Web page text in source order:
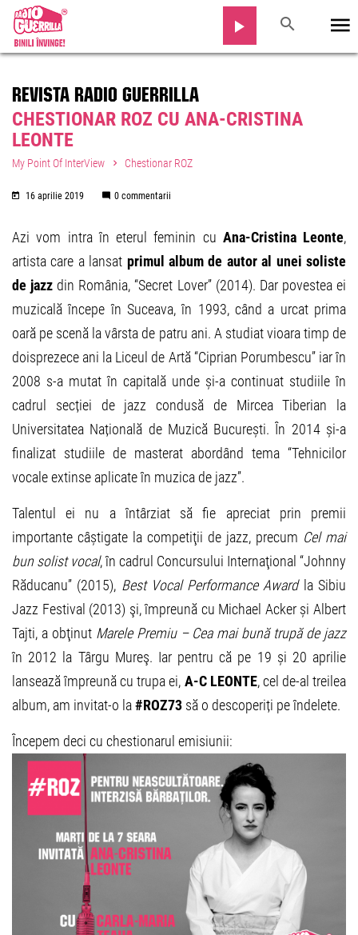
REVISTA RADIO GUERRILLA
CHESTIONAR ROZ CU ANA-CRISTINA
LEONTE
My Point Of InterView Chestionar ROZ
16 aprilie 2019 0 commentarii
Azi vom intra în eterul feminin cu Ana-Cristina Leonte,
artista care a lansat primul album de autor al unei soliste
de jazz din România, “Secret Lover” (2014). Dar povestea ei
muzicală începe în Suceava, în 1993, când a urcat prima
oară pe scenă la vârsta de patru ani. A studiat vioara timp de
doisprezece ani la Liceul de Artă “Ciprian Porumbescu” iar în
2008 s-a mutat în capitală unde și-a continuat studiile în
cadrul secției de jazz condusă de Mircea Tiberian la
Universitatea Națională de Muzică București. În 2014 și-a
finalizat studiile de masterat abordând tema “Tehnicilor
vocale extinse aplicate în muzica de jazz”.
Talentul ei nu a întârziat să fie apreciat prin premii
importante câștigate la competiţii de jazz, precum Cel mai
bun solist vocal, în cadrul Concursului Internaţional “Johnny
Răducanu” (2015), Best Vocal Performance Awardla Sibiu
Jazz Festival (2013) şi, împreună cu Michael Acker și Albert
Tajti, a obţinut Marele Premiu – Cea mai bună trupă de jazz
în 2012 la Târgu Mureş. Iar pentru că pe 19 și 20 aprilie
lansează împreună cu trupa ei, A-C LEONTE, cel de-al treilea
album, am invitat-o la#ROZ73 să o descoperiți pe îndelete.
Începem deci cu chestionarul emisiunii: